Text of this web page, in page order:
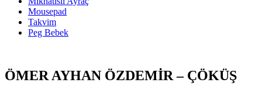
Mousepad
Takvim
Peg Bebek
ÖMER AYHAN ÖZDEMİR – ÇÖKÜŞ